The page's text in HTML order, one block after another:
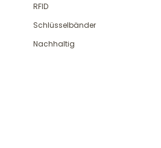
RFID
Schlüsselbänder
Nachhaltig